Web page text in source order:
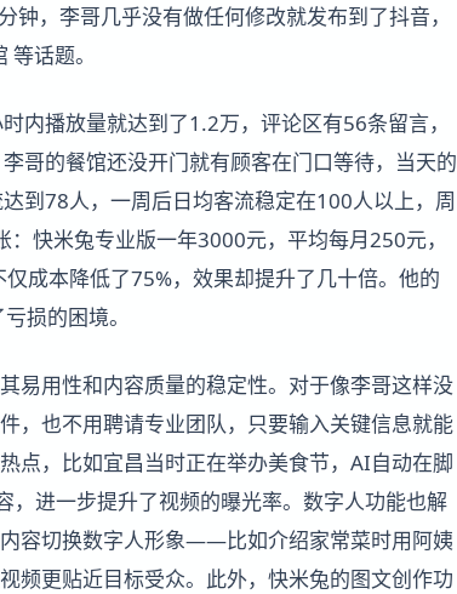
，李哥几乎没有做任何修改就发布到了抖音，
话题。
内播放量就达到了1.2万，评论区有56条留言，
哥的餐馆还没开门就有顾客在门口等待，当天的
到78人，一周后日均客流稳定在100人以上，周
快米兔专业版一年3000元，平均每月250元，
成本降低了75%，效果却提升了几十倍。他的
损的困境。
易用性和内容质量的稳定性。对于像李哥这样没
，也不用聘请专业团队，只要输入关键信息就能
点，比如宜昌当时正在举办美食节，AI自动在脚
，进一步提升了视频的曝光率。数字人功能也解
容切换数字人形象——比如介绍家常菜时用阿姨
频更贴近目标受众。此外，快米兔的图文创作功